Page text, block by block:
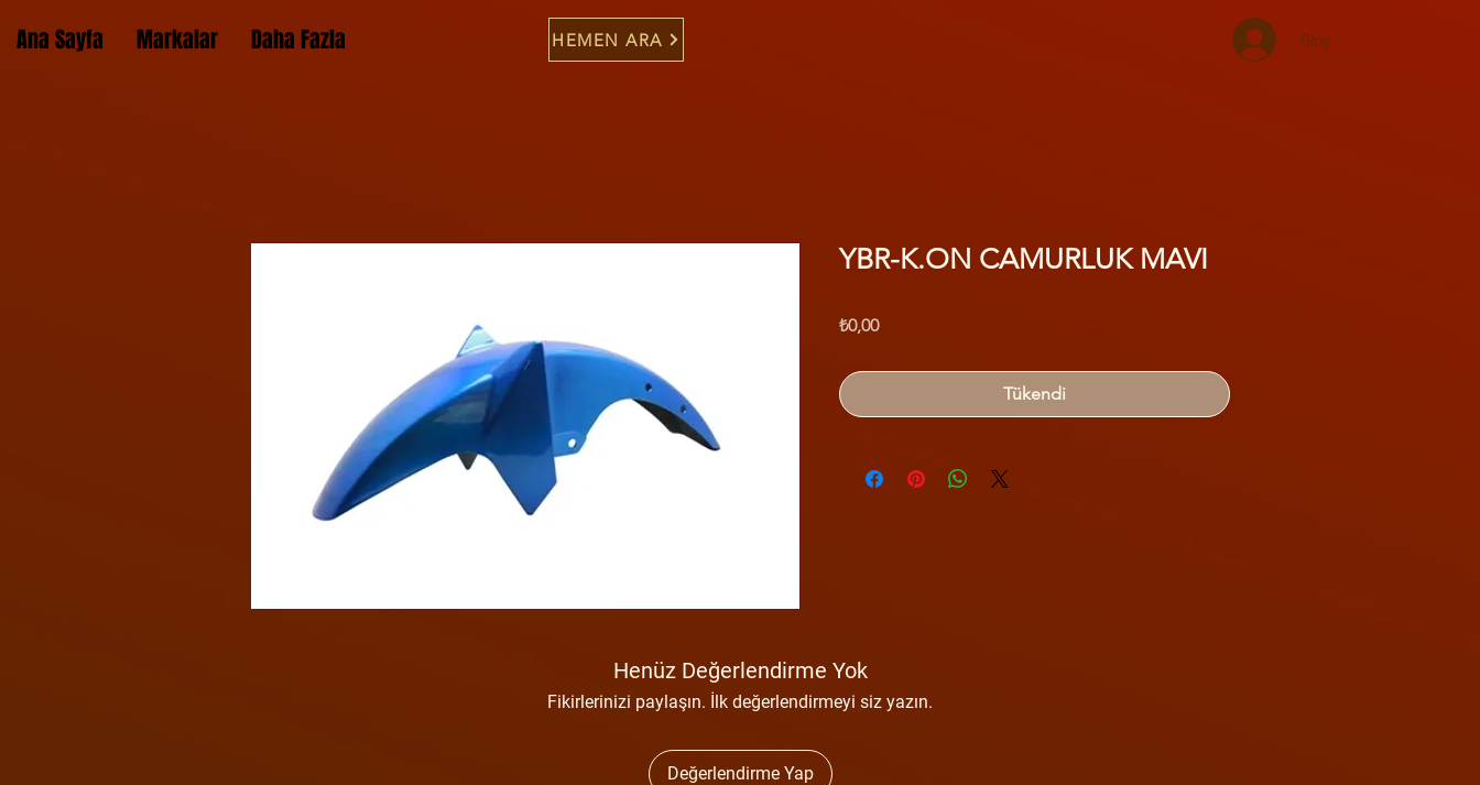
Ana Sayfa Markalar Daha Fazla HEMEN ARA Giriş
YBR-K.ON CAMURLUK MAVI
₺0,00Fiyat
Tükendi
Henüz Değerlendirme Yok
Fikirlerinizi paylaşın. İlk değerlendirmeyi siz yazın.
Değerlendirme Yap